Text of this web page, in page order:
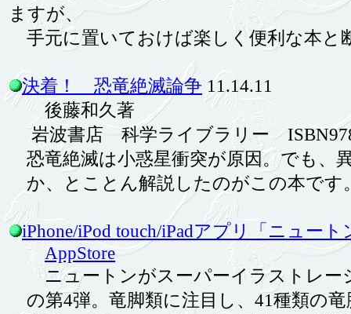
ますが、
手元に置いておけば楽しく便利な本と
決着！ 恐竜絶滅論争 11.14.11
後藤和久著
岩波書店 科学ライブラリー ISBN978-
恐竜絶滅は小惑星衝突が原因。でも、
か、とことん解説したのがこの本です
iPhone/iPod touch/iPadアプリ「ニュー
AppStore
ニュートンがスーパーイラストレー
の第4弾。竜脚類に注目し、41種類の